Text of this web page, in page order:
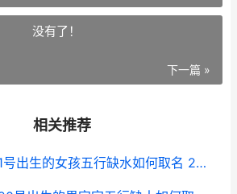
没有了！
下一篇 »
相关推荐
2026年4月1号出生的女孩五行缺水如何取名 2026年四月出生的宝宝是什么命